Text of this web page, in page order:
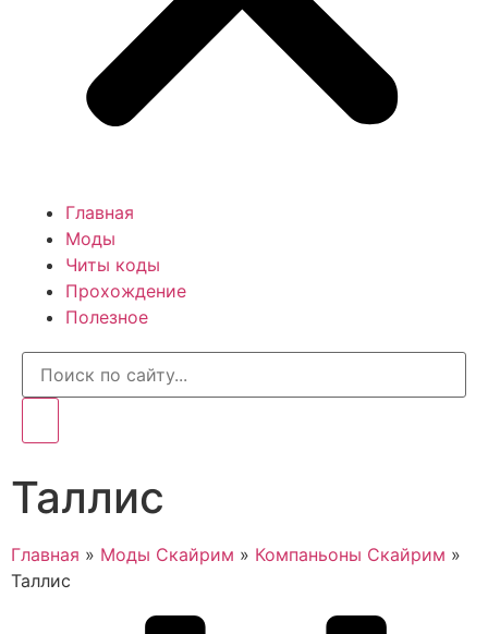
Главная
Моды
Читы коды
Прохождение
Полезное
Таллис
Главная » Моды Скайрим » Компаньоны Скайрим »
Таллис